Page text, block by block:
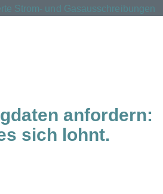
anfordern:
sich lohnt.